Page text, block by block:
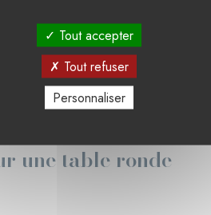
09.01.2023
familiales se
une table ronde
Tout accepter
Tout refuser
Personnaliser